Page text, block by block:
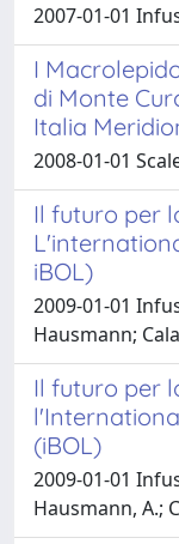
2007-01-01
I
di Monte
Italia
2008-01-01
Il futuro per
iBOL)
2009-01-01
Hausmann;
Il futuro per
(iBOL)
2009-01-01
Hausmann, A.;